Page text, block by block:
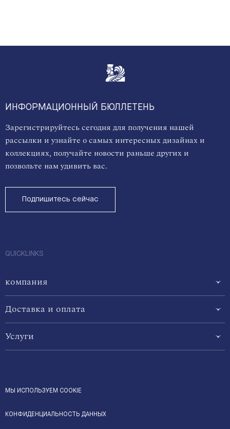
ИНФОРМАЦИОННЫЙ БЮЛЛЕТЕНЬ
Зарегистрируйтесь сегодня для получения нашей
рассылки и узнайте о самых интересных дизайнах и
коллекциях, получайте новости раньше других и
позвольте нам удивить вас.
Подпишитесь сейчас
QUICKLINKS
компания
Доставка и оплата
Услуги
МЫ ИСПОЛЬЗУЕМ COOKIE
КОНФИДЕНЦИАЛЬНОСТЬ ДАННЫХ